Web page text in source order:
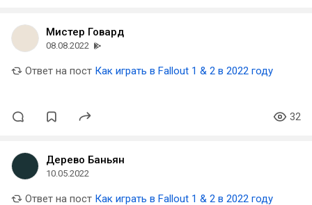
Мистер Говард
08.08.2022
Ответ на пост Как играть в Fallout 1 & 2 в 2022 году
32
Дерево Баньян
10.05.2022
Ответ на пост Как играть в Fallout 1 & 2 в 2022 году